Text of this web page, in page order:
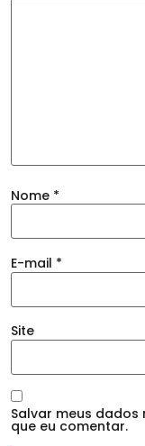
Nome *
E-mail *
Site
Salvar meus
que eu comentar.